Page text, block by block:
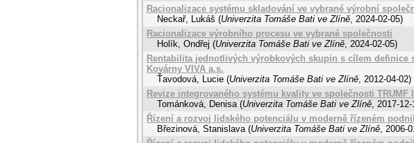
Racionalizace systému skladování ve vybrané výrobní
Neckař, Lukáš (Univerzita Tomáše Bati ve Zlíně, 2024-02-05)
Racionalizace výrobního procesu ve vybrané společnosti
Holík, Ondřej (Univerzita Tomáše Bati ve Zlíně, 2024-02-05)
Rentabilita jednotlivých výrobkových skupin s cílem definice
Kovárny VIVA a.s.
Ťavodová, Lucie (Univerzita Tomáše Bati ve Zlíně, 2012-04-02)
Revize integrovaného systému kvality ve společnosti TRUMF
Tománková, Denisa (Univerzita Tomáše Bati ve Zlíně, 2017-12-
Řízení a rozvoj lidského potenciálu v moderně řízeném
Březinová, Stanislava (Univerzita Tomáše Bati ve Zlíně, 2006-